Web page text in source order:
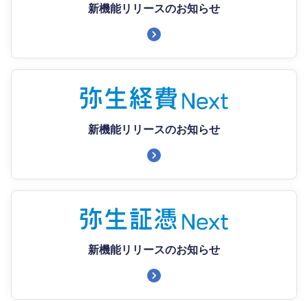
新機能リリースのお知らせ
新機能リリースのお知らせ
新機能リリースのお知らせ